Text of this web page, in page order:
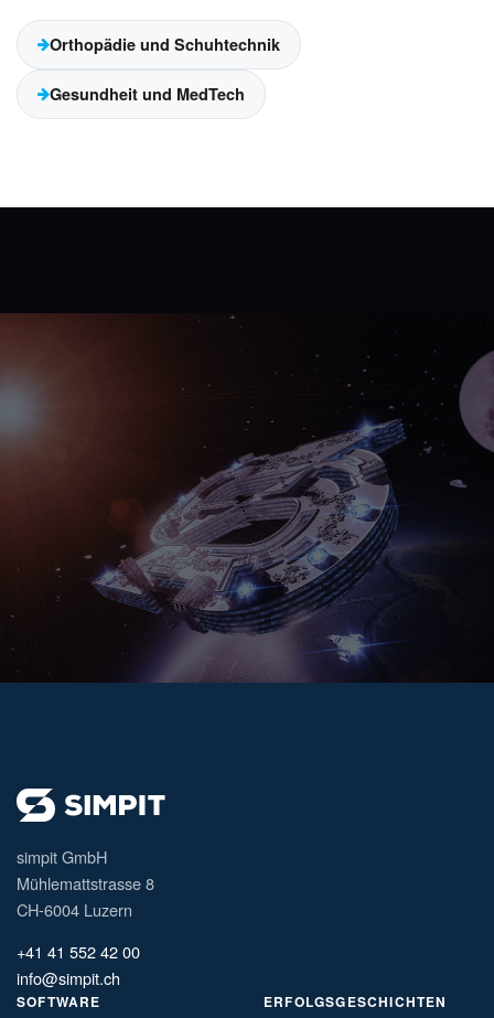
Orthopädie und Schuhtechnik
Gesundheit und MedTech
simpit GmbH
Mühlemattstrasse 8
CH-6004 Luzern
+41 41 552 42 00
info@simpit.ch
SOFTWARE ERFOLGSGESCHICHTEN